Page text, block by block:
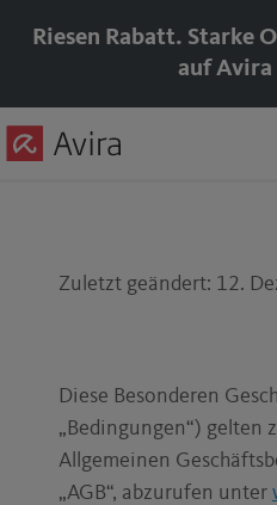
Riesen Rabatt. Starke
auf Avira
to
Zuletzt geändert: 12.
Diese Besonderen
„Bedingungen“) gelten
Allgemeinen
„AGB“, abzurufen unter